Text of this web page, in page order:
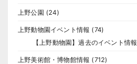
上野公園 (24)
上野動物園イベント情報 (74)
【上野動物園】過去のイベント情報
上野美術館・博物館情報 (712)